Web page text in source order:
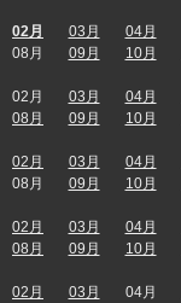
02月 03月 04月
08月 09月 10月
02月 03月 04月
08月 09月 10月
02月 03月 04月
08月 09月 10月
02月 03月 04月
08月 09月 10月
02月 03月 04月